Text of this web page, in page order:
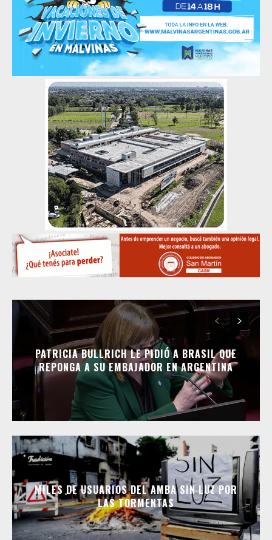
PATRICIA BULLRICH LE PIDIÓ A BRASIL QUE
REPONGA A SU EMBAJADOR EN ARGENTINA
MILES DE USUARIOS DEL AMBA SIN LUZ POR
LAS TORMENTAS